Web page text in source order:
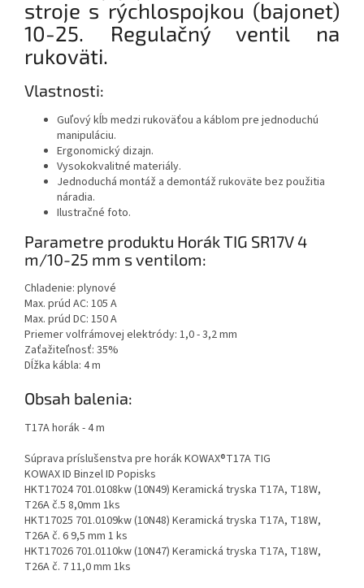
stroje s rýchlospojkou (bajonet)
10-25. Regulačný ventil na
rukoväti.
Vlastnosti:
Guľový kĺb medzi rukoväťou a káblom pre jednoduchú
manipuláciu.
Ergonomický dizajn.
Vysokokvalitné materiály.
Jednoduchá montáž a demontáž rukoväte bez použitia
náradia.
Ilustračné foto.
Parametre produktu Horák TIG SR17V 4
m/10-25 mm s ventilom:
Chladenie: plynové
Max. prúd AC: 105 A
Max. prúd DC: 150 A
Priemer volfrámovej elektródy: 1,0 - 3,2 mm
Zaťažiteľnosť: 35%
Dĺžka kábla: 4 m
Obsah balenia:
T17A horák - 4 m
Súprava príslušenstva pre horák KOWAX®T17A TIG
KOWAX ID Binzel ID Popisks
HKT17024 701.0108kw (10N49) Keramická tryska T17A, T18W,
T26A č.5 8,0mm 1ks
HKT17025 701.0109kw (10N48) Keramická tryska T17A, T18W,
T26A č. 6 9,5 mm 1 ks
HKT17026 701.0110kw (10N47) Keramická tryska T17A, T18W,
T26A č. 7 11,0 mm 1ks